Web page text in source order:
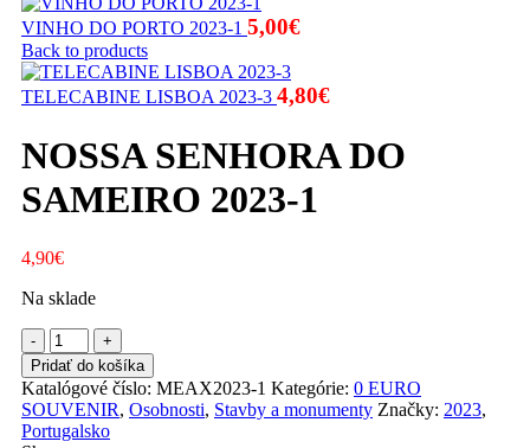
VINHO DO PORTO 2023-1 5,00€
Back to products
TELECABINE LISBOA 2023-3 4,80€
NOSSA SENHORA DO
SAMEIRO 2023-1
4,90€
Na sklade
množstvo
NOSSA
SENHORA
DO
SAMEIRO
2023-
Pridať do košíka
Katalógové číslo: MEAX2023-1 Kategórie: 0 EURO
SOUVENIR, Osobnosti, Stavby a monumenty Značky: 2023,
Portugalsko